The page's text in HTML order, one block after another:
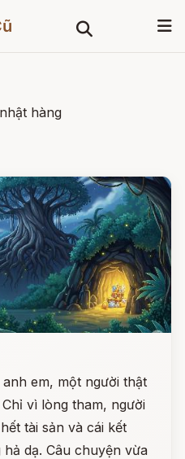
hàng
em, một người thật
vì lòng tham, người
tài sản và cái kết
dạ. Câu chuyện vừa